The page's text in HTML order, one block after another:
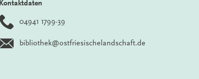
Kontaktdaten
04941 1799-39
bibliothek@ostfriesischelandschaft.de